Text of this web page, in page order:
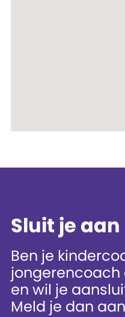
Sluit je
Ben je
en wil je
Meld je dan